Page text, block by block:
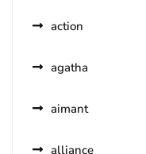
action
agatha
aimant
alliance